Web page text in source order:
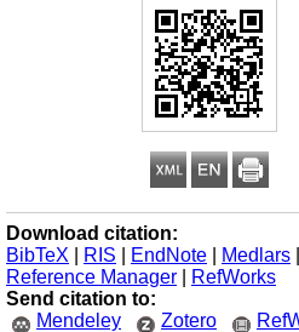
Download citation:
BibTeX
RIS EndNote Medlars
Reference Manager
RefWorks
Send citation to:
Mendeley
Zotero